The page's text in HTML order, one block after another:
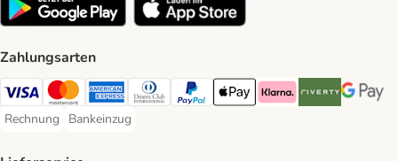
Zahlungsarten
Visa Payment Method
Mastercard Payment Method
American Express Payment Method
Diners Club Payment Method
PayPal Payment Method
Apple Pay Payment Method
Klarna Payment Method
Riverty Payment
Google
Rechnung
Rechnung Payment Method
Bankeinzug
Bankeinzug Payment Method